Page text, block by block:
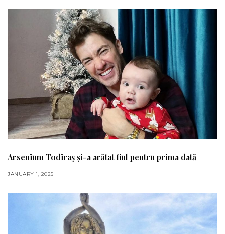
Arsenium Todiraș și-a arătat fiul pentru prima dată
JANUARY 1, 2025